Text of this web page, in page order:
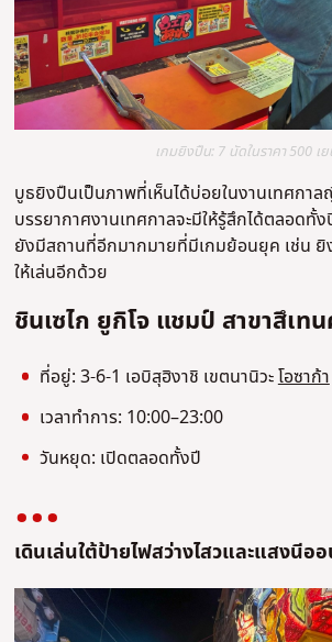
เกมยิงปืน: 7 นัดในราคา 500 เ
บูธยิงปืนเป็นภาพที่เห็นได้บ่อยในงานเทศกา
บรรยากาศงานเทศกาลจะมีให้รู้สึกได้ตลอดทั้
ยังมีสถานที่อีกมากมายที่มีเกมย้อนยุค เช่น ยิ
ให้เล่นอีกด้วย
ชินเซไก ยูกิโจ แชมป์ สาขาสึเท
ที่อยู่: 3-6-1 เอบิสุฮิงาชิ เขตนานิวะโอซาก้า
เวลาทําการ: 10:00–23:00
วันหยุด: เปิดตลอดทั้งปี
เดินเล่นใต้ป้ายไฟสว่างไสวและแสงนีอ